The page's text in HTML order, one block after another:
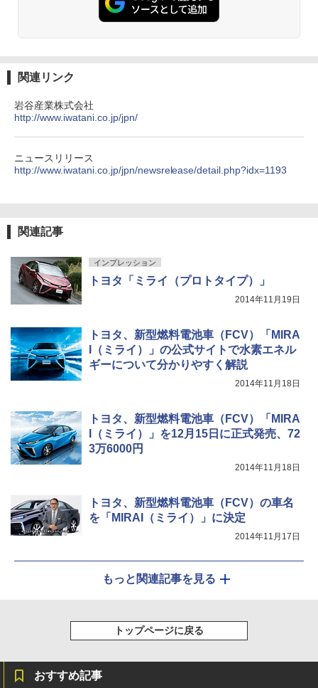
関連リンク
岩谷産業株式会社
http://www.iwatani.co.jp/jpn/
ニュースリリース
http://www.iwatani.co.jp/jpn/newsrelease/detail.php?idx=1193
関連記事
インプレッション
トヨタ「ミライ（プロトタイプ）」
2014年11月19日
トヨタ、新型燃料電池車（FCV）「MIRA
I（ミライ）」の公式サイトで水素エネル
ギーについて分かりやすく解説
2014年11月18日
トヨタ、新型燃料電池車（FCV）「MIRA
I（ミライ）」を12月15日に正式発売、72
3万6000円
2014年11月18日
トヨタ、新型燃料電池車（FCV）の車名
を「MIRAI（ミライ）」に決定
2014年11月17日
もっと関連記事を見る
トップページに戻る
おすすめ記事